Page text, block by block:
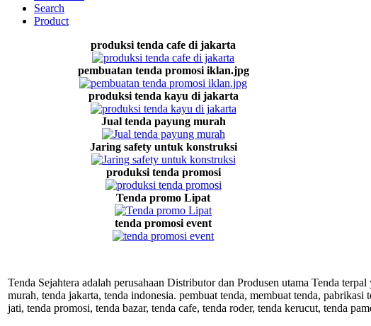
Search
Product
produksi tenda cafe di jakarta
pembuatan tenda promosi iklan.jpg
produksi tenda kayu di jakarta
Jual tenda payung murah
Jaring safety untuk konstruksi
produksi tenda promosi
Tenda promo Lipat
tenda promosi event
Tenda Sejahtera adalah perusahaan Distributor dan Produsen utama Tenda
murah, tenda jakarta, tenda indonesia. pembuat tenda, membuat tenda,
jati, tenda promosi, tenda bazar, tenda cafe, tenda roder, tenda kerucut, tenda